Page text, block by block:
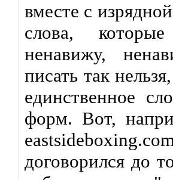
вместе с
слова,
ненавижу,
писать так
единственное
форм. Вот,
договорился до